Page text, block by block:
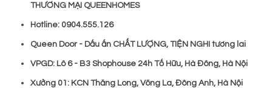
THƯƠNG MẠI QUEENHOMES
Hotline: 0904.555.126
Queen Door - Dấu ấn CHẤT LƯỢNG, TIỆN NGHI tương lai
VPGD: Lô 6 - B3 Shophouse 24h Tố Hữu, Hà Đông, Hà Nội
Xưởng 01: KCN Thăng Long, Võng La, Đông Anh, Hà Nội